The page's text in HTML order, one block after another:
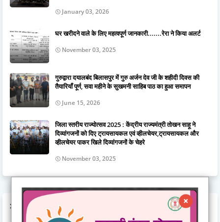
January 03, 2026
घर खरीदने वाले के लिए महत्वपूर्ण जानकारी.......रेरा ने किया अलर्ट
November 03, 2025
गुरुद्वारा दयालबंद बिलासपुर में गुरु अर्जन देव जी के शहीदी दिवस की
तैयारियाँ पूर्ण, सवा महीने के सुखमनी साहिब पाठ का हुआ समापन
June 15, 2026
जिला स्तरीय राज्योत्सव 2025 : केंद्रीय राज्यमंत्री तोखन साहू ने
दिव्यांगजनों को दिए ट्रायसायकल एवं व्हीलचेयर,ट्रायसायकल और
व्हीलचेयर पाकर खिले दिव्यांगजनों के चेहरे
November 03, 2025
LABELS